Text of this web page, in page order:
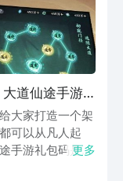
道仙途手游
大家打造一个架
可以从凡人起
手游礼包码是什
验的过程中更加
更多